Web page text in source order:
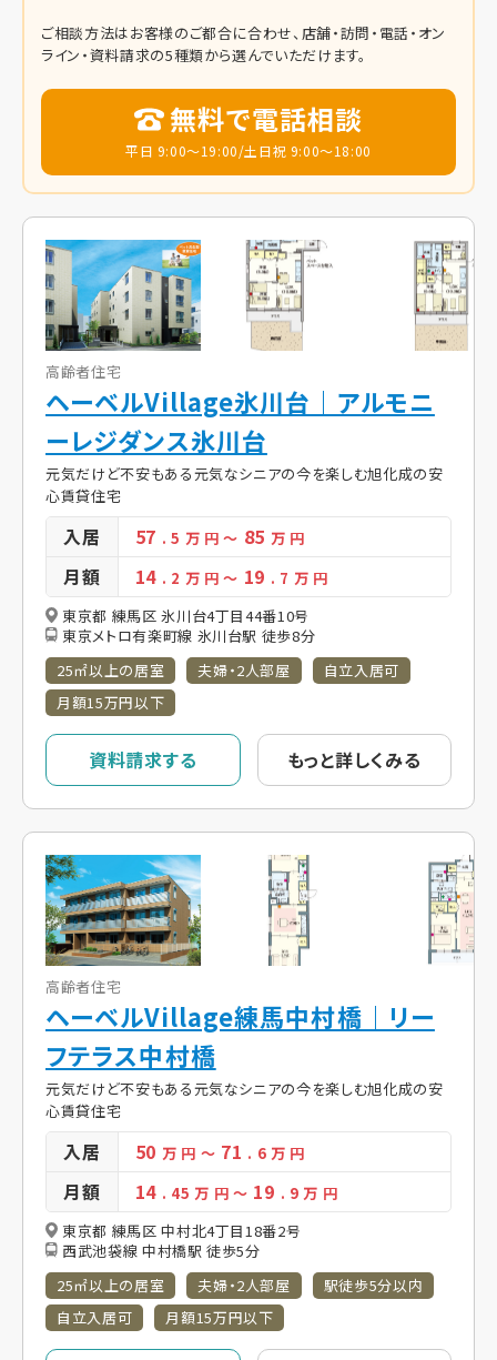
ご相談方法はお客様のご都合に合わせ、店舗・訪問・電話・オン
ライン・資料請求の5種類から選んでいただけます。
無料で電話相談
平日 9:00～19:00/土日祝 9:00～18:00
高齢者住宅
ヘーベルVillage氷川台｜アルモニ
ーレジダンス氷川台
元気だけど不安もある元気なシニアの今を楽しむ旭化成の安
心賃貸住宅
入居 57 . 5 万 円～ 85万 円
月額 14 . 2 万 円～ 19 . 7 万 円
東京都 練馬区 氷川台4丁目44番10号
東京メトロ有楽町線 氷川台駅 徒歩8分
25㎡以上の居室
夫婦・2人部屋
自立入居可
月額15万円以下
資料請求する もっと詳しくみる
高齢者住宅
ヘーベルVillage練馬中村橋｜リー
フテラス中村橋
元気だけど不安もある元気なシニアの今を楽しむ旭化成の安
心賃貸住宅
入居 50万 円 ～ 71 . 6万 円
月額 14 . 45万 円 ～ 19 . 9万 円
東京都 練馬区 中村北4丁目18番2号
西武池袋線 中村橋駅 徒歩5分
25㎡以上の居室
夫婦・2人部屋
駅徒歩5分以内
自立入居可
月額15万円以下